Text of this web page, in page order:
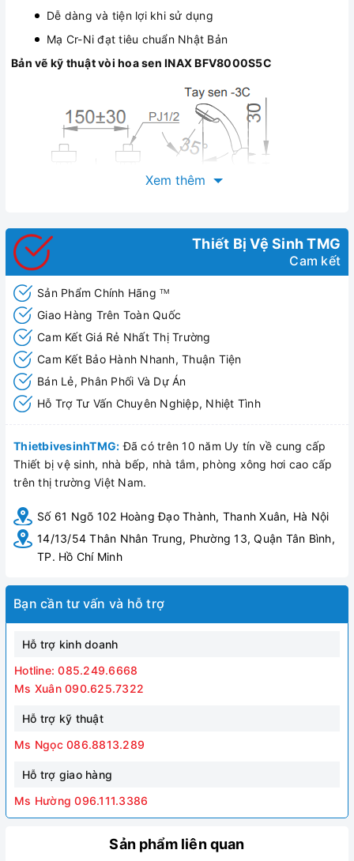
Dễ dàng và tiện lợi khi sử dụng
Mạ Cr-Ni đạt tiêu chuẩn Nhật Bản
Bản vẽ kỹ thuật vòi hoa sen INAX BFV8000S5C
Xem thêm
Thiết Bị Vệ Sinh TMG
Cam kết
Sản Phẩm Chính Hãng TM
Giao Hàng Trên Toàn Quốc
Cam Kết Giá Rẻ Nhất Thị Trường
Cam Kết Bảo Hành Nhanh, Thuận Tiện
Bán Lẻ, Phân Phối Và Dự Án
Hỗ Trợ Tư Vấn Chuyên Nghiệp, Nhiệt Tình
ThietbivesinhTMG: Đã có trên 10 năm Uy tín về cung cấp
Thiết bị vệ sinh, nhà bếp, nhà tắm, phòng xông hơi cao cấp
trên thị trường Việt Nam.
Số 61 Ngõ 102 Hoàng Đạo Thành, Thanh Xuân, Hà Nội
14/13/54 Thân Nhân Trung, Phường 13, Quận Tân Bình,
TP. Hồ Chí Minh
Bạn cần tư vấn và hỗ trợ
Hỗ trợ kinh doanh
Hotline: 085.249.6668
Ms Xuân 090.625.7322
Hỗ trợ kỹ thuật
Ms Ngọc 086.8813.289
Hỗ trợ giao hàng
Ms Hường 096.111.3386
Sản phẩm liên quan